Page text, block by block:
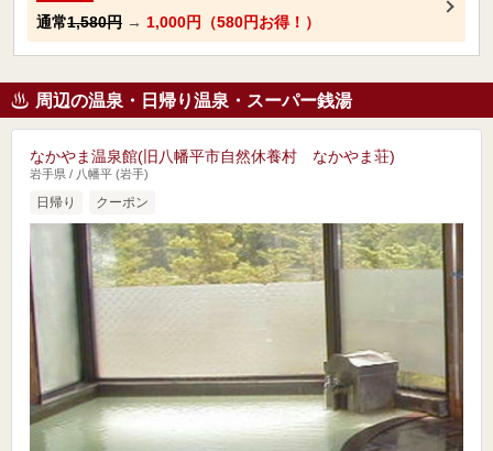
通常1,580円 → 1,000円（580円お得！）
周辺の温泉・日帰り温泉・スーパー銭湯
なかやま温泉館(旧八幡平市自然休養村 なかやま荘)
岩手県 / 八幡平 (岩手)
日帰り クーポン